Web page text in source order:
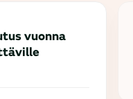
vuonna